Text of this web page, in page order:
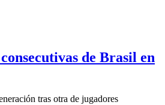
de Brasil en
tras otra de jugadores